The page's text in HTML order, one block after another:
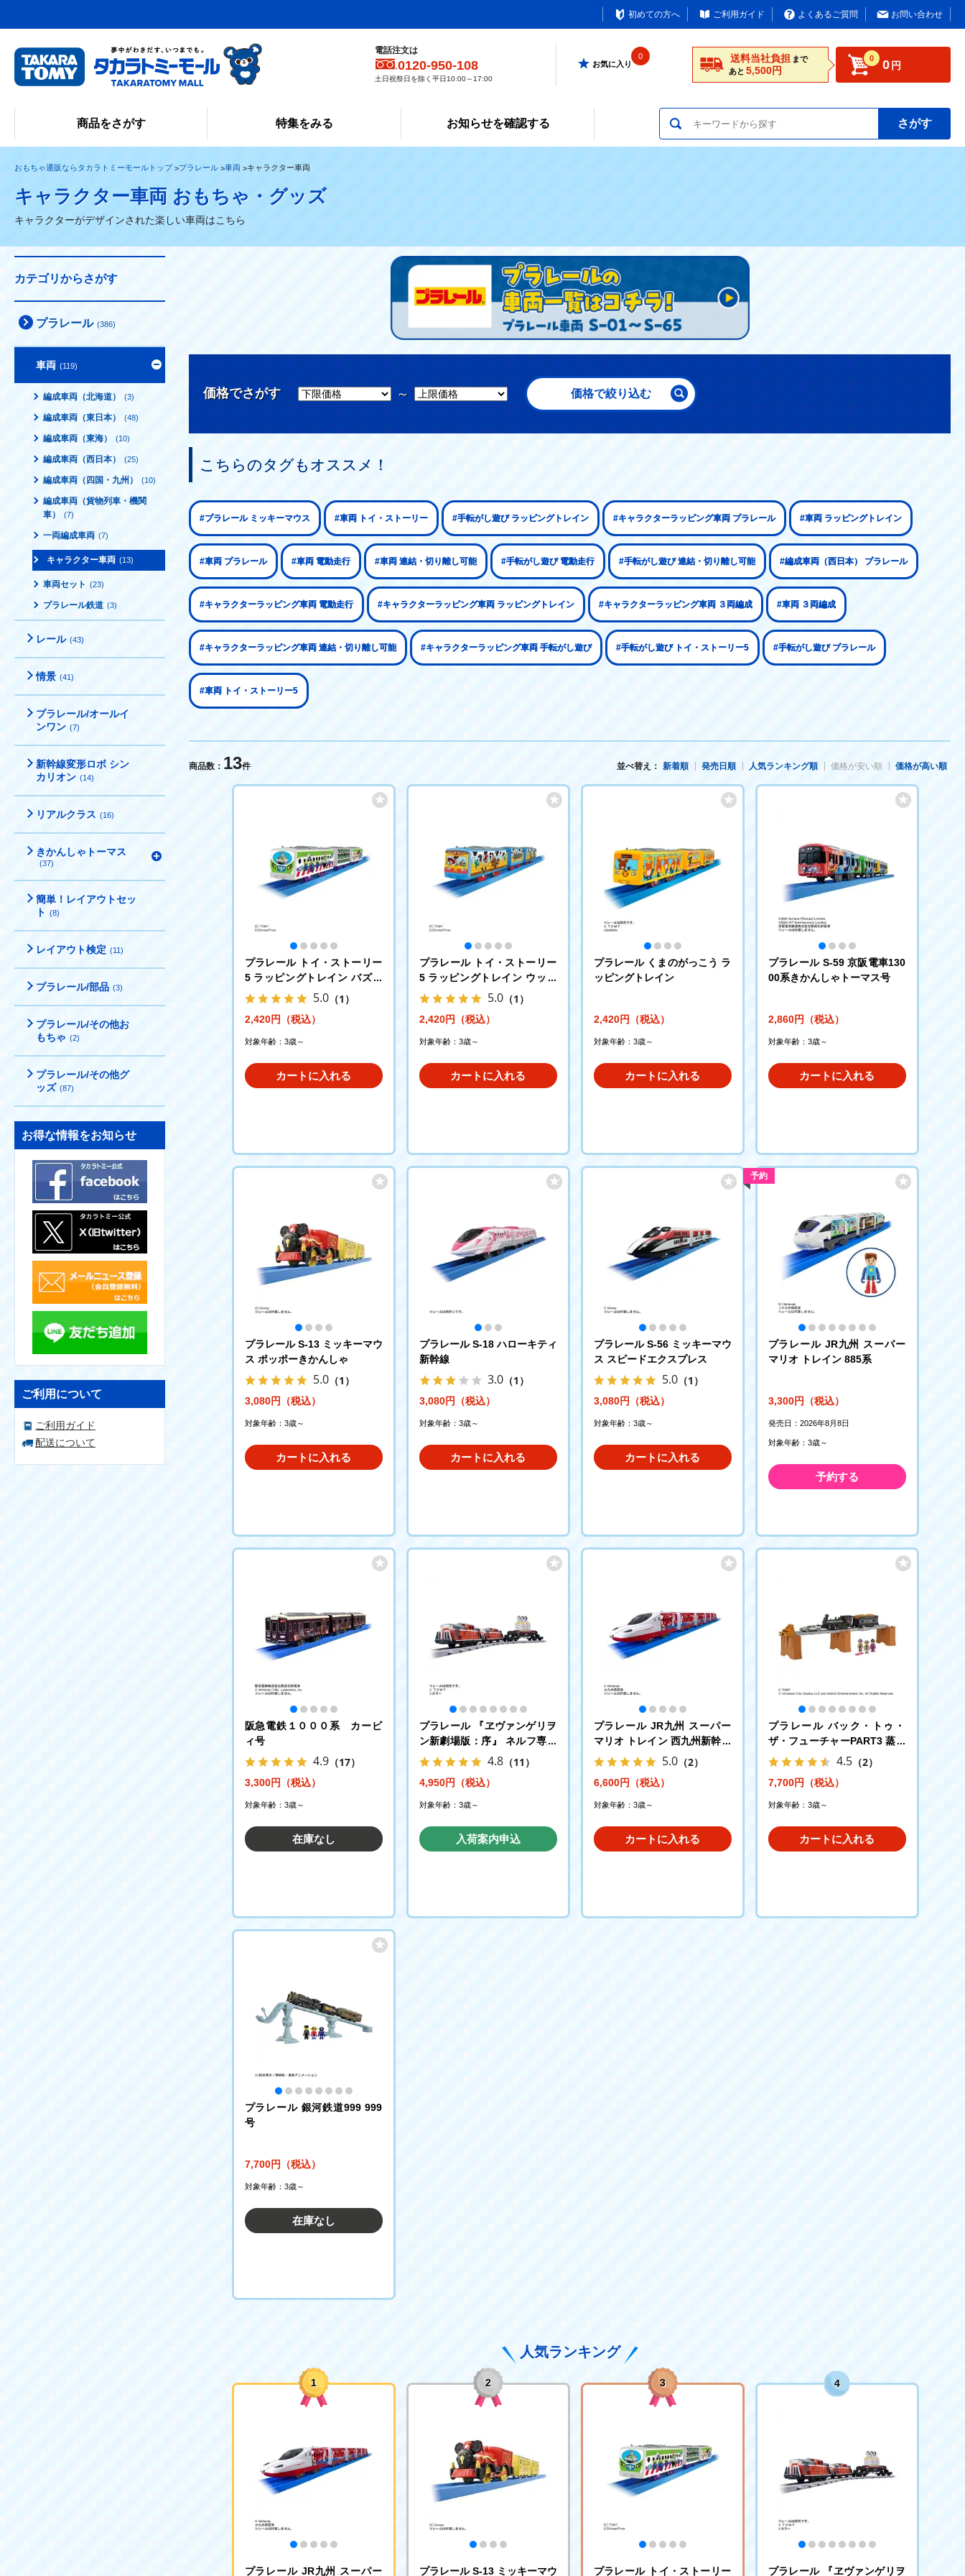
初めての方へ ご利用ガイド よくあるご質問 お問い合わせ
電話注文は
0120-950-108
土日祝祭日を除く平日10:00～17:00
お気に入り
0 送料当社負担 まで
あと 5,500円
0 0 円
商品をさがす 特集をみる お知らせを確認する さがす
おもちゃ通販ならタカラトミーモールトップ プラレール 車両 キャラクター車両
キャラクター車両 おもちゃ・グッズ
キャラクターがデザインされた楽しい車両はこちら
カテゴリからさがす
プラレール (386)
車両 (119)
編成車両（北海道） (3)
編成車両（東日本） (48)
編成車両（東海） (10)
編成車両（西日本） (25)
編成車両（四国・九州） (10)
編成車両（貨物列車・機関
車）
(7)
一両編成車両 (7)
キャラクター車両 (13)
車両セット (23)
プラレール鉄道 (3)
レール (43)
情景 (41)
プラレール/オールイ
ンワン (7)
新幹線変形ロボ シン
カリオン (14)
リアルクラス (16)
きかんしゃトーマス
(37)
簡単！レイアウトセッ
ト (8)
レイアウト検定 (11)
プラレール/部品 (3)
プラレール/その他お
もちゃ (2)
プラレール/その他グ
ッズ (87)
お得な情報をお知らせ
ご利用について
ご利用ガイド
配送について
価格でさがす ～ 価格で絞り込む
こちらのタグもオススメ！
#プラレール ミッキーマウス #車両 トイ・ストーリー #手転がし遊び ラッピングトレイン #キャラクターラッピング車両 プラレール #車両 ラッピングトレイン
#車両 プラレール #車両 電動走行 #車両 連結・切り離し可能 #手転がし遊び 電動走行 #手転がし遊び 連結・切り離し可能 #編成車両（西日本） プラレール
#キャラクターラッピング車両 電動走行 #キャラクターラッピング車両 ラッピングトレイン #キャラクターラッピング車両 ３両編成 #車両 ３両編成
#キャラクターラッピング車両 連結・切り離し可能 #キャラクターラッピング車両 手転がし遊び #手転がし遊び トイ・ストーリー5 #手転がし遊び プラレール
#車両 トイ・ストーリー5
商品数： 13件 並べ替え： 新着順 発売日順 人気ランキング順 価格が安い順 価格が高い順
プラレール トイ・ストーリー
5 ラッピングトレイン バズ・
ライトイヤー
5.0（1）
2,420円（税込）
対象年齢：3歳～
カートに入れる
プラレール トイ・ストーリー
5 ラッピングトレイン ウッデ
ィ
5.0（1）
2,420円（税込）
対象年齢：3歳～
カートに入れる
プラレール くまのがっこう ラ
ッピングトレイン
2,420円（税込）
対象年齢：3歳～
カートに入れる
プラレール S-59 京阪電車130
00系きかんしゃトーマス号
2,860円（税込）
対象年齢：3歳～
カートに入れる
プラレール S-13 ミッキーマウ
ス ポッポーきかんしゃ
5.0（1）
3,080円（税込）
対象年齢：3歳～
カートに入れる
プラレール S-18 ハローキティ
新幹線
3.0（1）
3,080円（税込）
対象年齢：3歳～
カートに入れる
プラレール S-56 ミッキーマウ
ス スピードエクスプレス
5.0（1）
3,080円（税込）
対象年齢：3歳～
カートに入れる
プラレール JR九州 スーパー
マリオ トレイン 885系
3,300円（税込）
予約
発売日：2026年8月8日
対象年齢：3歳～
予約する
阪急電鉄１０００系 カービ
ィ号
4.9（17）
3,300円（税込）
対象年齢：3歳～
在庫なし
プラレール 『ヱヴァンゲリヲ
ン新劇場版：序』 ネルフ専用
鉄道下二子山支線 「ヤシマ作
戦」 DD51形+シキ880形(B2
梁)大物車
4.8（11）
4,950円（税込）
対象年齢：3歳～
入荷案内申込
プラレール JR九州 スーパー
マリオ トレイン 西九州新幹線
かもめ
5.0（2）
6,600円（税込）
対象年齢：3歳～
カートに入れる
プラレール バック・トゥ・
ザ・フューチャーPART3 蒸気
機関車131号＋タイムマシン
4.5（2）
7,700円（税込）
対象年齢：3歳～
カートに入れる
プラレール 銀河鉄道999 999
号
7,700円（税込）
対象年齢：3歳～
在庫なし
人気ランキング
1
プラレール JR九州 スーパー
2
プラレール S-13 ミッキーマウ
3
プラレール トイ・ストーリー
4
プラレール 『ヱヴァンゲリヲ